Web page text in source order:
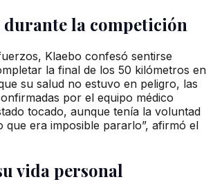
durante la competición
Klaebo confesó sentirse
la final de los 50 kilómetros en
su salud no estuvo en peligro, las
por el equipo médico
tocado, aunque tenía la voluntad
que era imposible pararlo”, afirmó el
vida personal